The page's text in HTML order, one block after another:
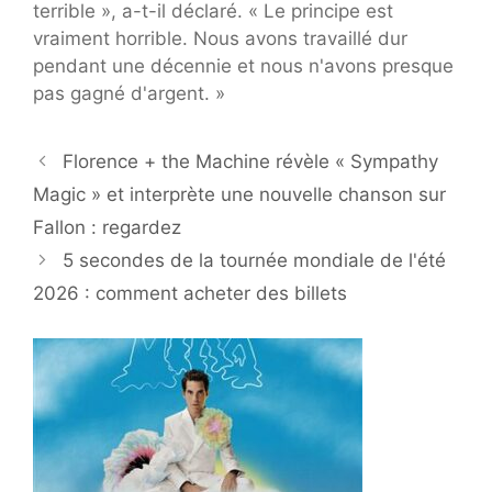
terrible », a-t-il déclaré. « Le principe est
vraiment horrible. Nous avons travaillé dur
pendant une décennie et nous n'avons presque
pas gagné d'argent. »
Florence + the Machine révèle « Sympathy
Magic » et interprète une nouvelle chanson sur
Fallon : regardez
5 secondes de la tournée mondiale de l'été
2026 : comment acheter des billets